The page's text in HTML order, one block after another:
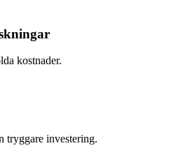
kostnader.
tryggare investering.